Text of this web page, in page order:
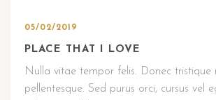
05/02/2019
PLACE THAT I LOVE
Nulla vitae tempor felis. Donec tristique
pellentesque. Sed purus orci, cursus vel